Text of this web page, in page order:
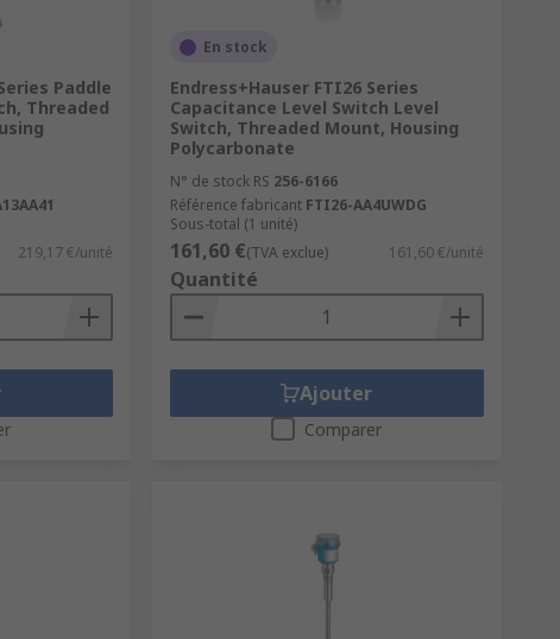
Paddle
Threaded
219,17 €/unité
En stock
Endress+Hauser FTI26 Series
Capacitance Level Switch Level
Switch, Threaded Mount, Housing
Polycarbonate
N° de stock RS 256-6166
Référence fabricant FTI26-AA4UWDG
Sous-total (1 unité)
161,60 €(TVA exclue) 161,60 €/unité
Quantité
Ajouter
Comparer